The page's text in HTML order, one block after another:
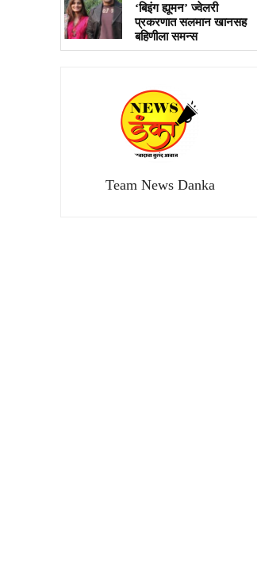
‘बिइंग ह्यूमन’ ज्वेलरी
प्रकरणात सलमान खानसह
बहिणीला समन्स
Team News Danka